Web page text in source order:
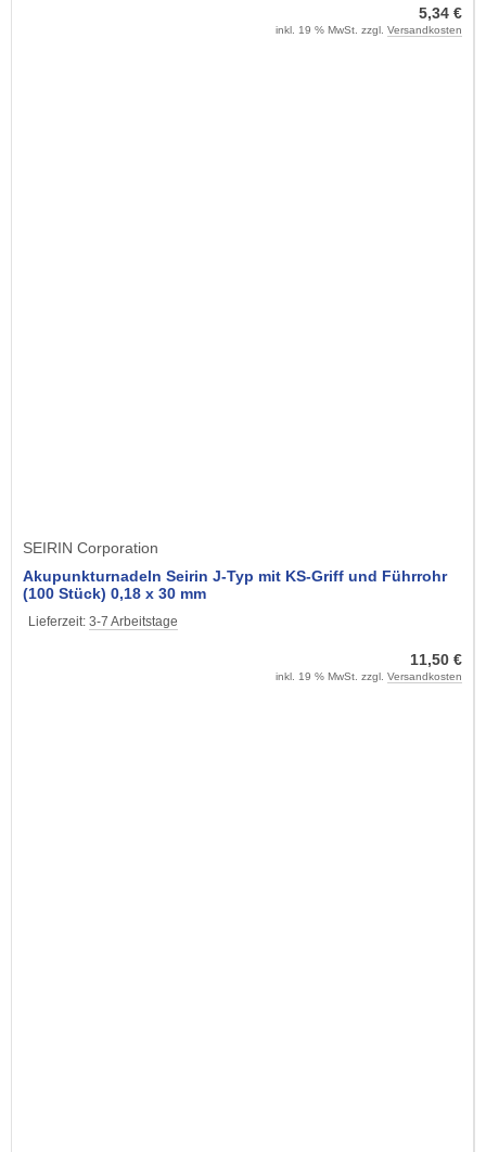
5,34 €
inkl. 19 % MwSt. zzgl. Versandkosten
SEIRIN Corporation
Akupunkturnadeln Seirin J-Typ mit KS-Griff und Führrohr
(100 Stück) 0,18 x 30 mm
Lieferzeit: 3-7 Arbeitstage
11,50 €
inkl. 19 % MwSt. zzgl. Versandkosten